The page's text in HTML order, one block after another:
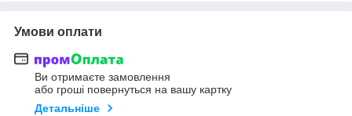
Умови оплати
Ви отримаєте замовлення
або гроші повернуться на вашу картку
Детальніше